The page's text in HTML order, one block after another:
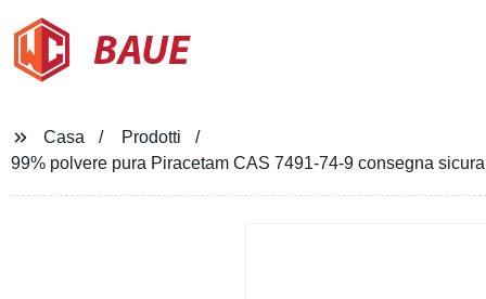
BAUE
Casa
Prodotti
99% polvere pura Piracetam CAS 7491-74-9 consegna